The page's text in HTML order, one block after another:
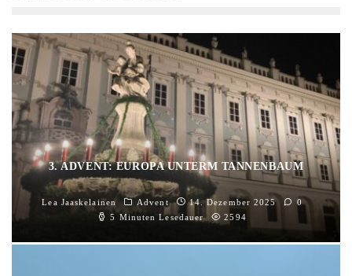
3. ADVENT: EUROPA UNTERM TANNENBAUM
Lea Jaaskelainen Advent 14. Dezember 2025
0
5 Minuten Lesedauer
2594